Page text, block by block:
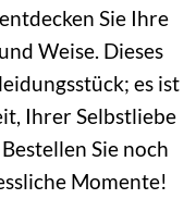
Sie Ihre
Weise. Dieses
es ist
Ihrer Selbstliebe
Sie noch
Momente!